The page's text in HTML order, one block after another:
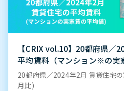
【CRIX vol.10】20都府県／
平均賃料（マンション※の実
20都府県／2024年2月 賃貸住宅
月比)